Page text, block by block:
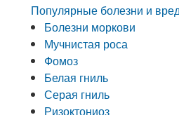
Популярные болезни и
Болезни моркови
Мучнистая роса
Фомоз
Белая гниль
Серая гниль
Ризоктониоз